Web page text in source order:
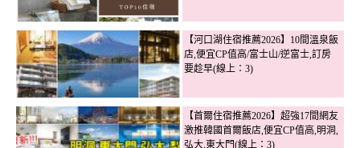
【河口湖住宿推薦2026】10間溫泉飯
店,便宜CP值高/富士山/逆富士,訂房
要趁早(線上：3)
【首爾住宿推薦2026】超強17間網友
激推韓國首爾飯店,便宜CP值高,明洞,
弘大,東大門(線上：3)